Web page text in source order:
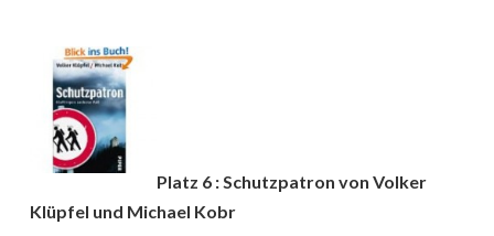
Platz 6 : Schutzpatron von Volker
Klüpfel und Michael Kobr